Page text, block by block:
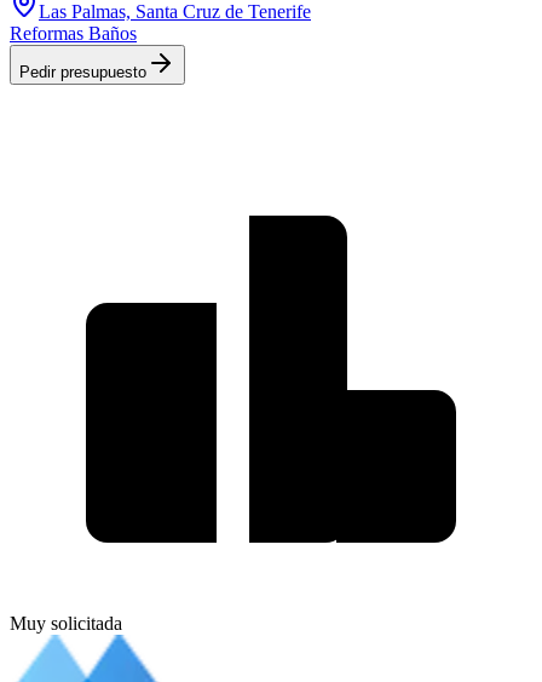
Las Palmas, Santa Cruz de Tenerife
Reformas Baños
Pedir presupuesto
Muy solicitada